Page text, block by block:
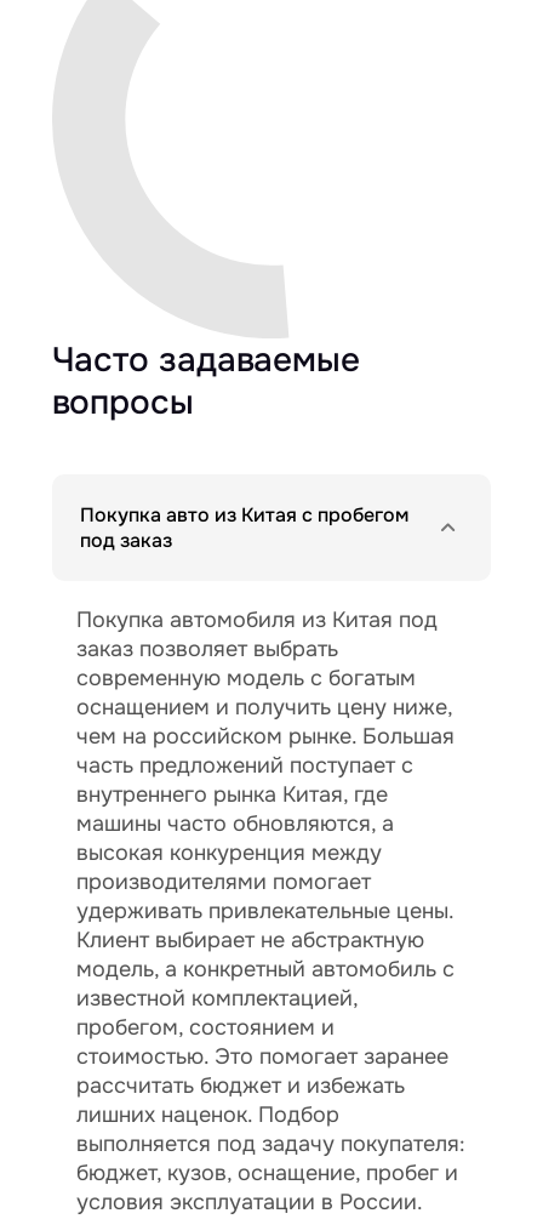
Часто задаваемые
вопросы
Покупка авто из Китая с пробегом
под заказ
Покупка автомобиля из Китая под
заказ позволяет выбрать
современную модель с богатым
оснащением и получить цену ниже,
чем на российском рынке. Большая
часть предложений поступает с
внутреннего рынка Китая, где
машины часто обновляются, а
высокая конкуренция между
производителями помогает
удерживать привлекательные цены.
Клиент выбирает не абстрактную
модель, а конкретный автомобиль с
известной комплектацией,
пробегом, состоянием и
стоимостью. Это помогает заранее
рассчитать бюджет и избежать
лишних наценок. Подбор
выполняется под задачу покупателя:
бюджет, кузов, оснащение, пробег и
условия эксплуатации в России.